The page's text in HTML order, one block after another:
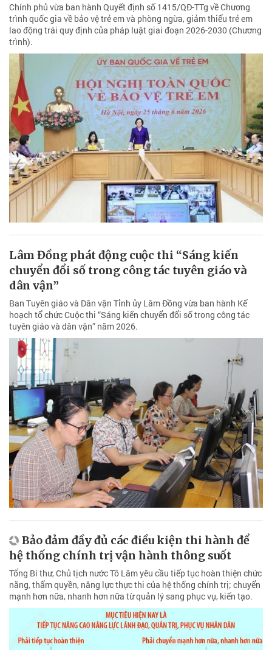
Chính phủ vừa ban hành Quyết định số 1415/QĐ-TTg về Chương
trình quốc gia về bảo vệ trẻ em và phòng ngừa, giảm thiểu trẻ em
lao động trái quy định của pháp luật giai đoạn 2026-2030 (Chương
trình).
Lâm Đồng phát động cuộc thi “Sáng kiến
chuyển đổi số trong công tác tuyên giáo và
dân vận”
Ban Tuyên giáo và Dân vận Tỉnh ủy Lâm Đồng vừa ban hành Kế
hoạch tổ chức Cuộc thi “Sáng kiến chuyển đổi số trong công tác
tuyên giáo và dân vận” năm 2026.
Bảo đảm đầy đủ các điều kiện thi hành để
hệ thống chính trị vận hành thông suốt
Tổng Bí thư, Chủ tịch nước Tô Lâm yêu cầu tiếp tục hoàn thiện chức
năng, thẩm quyền, năng lực thực thi của hệ thống chính trị; chuyển
mạnh hơn nữa, nhanh hơn nữa từ quản lý sang phục vụ, kiến tạo.